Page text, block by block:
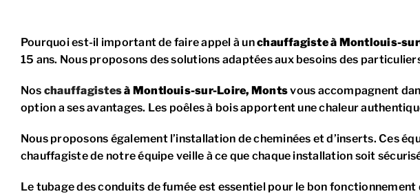
Pourquoi est-il important de faire appel à unchauffagiste à Montlouis-
15 ans. Nous proposons des solutions adaptées aux besoins des
Nos chauffagistesà Montlouis-sur-Loire, Montsvous accompagnent
option a ses avantages. Les poêles à bois apportent une chaleur
Nous proposons également l’installation de cheminées et d’inserts. Ces
chauffagiste de notre équipe veille à ce que chaque installation soit
Le tubage des conduits de fumée est essentiel pour le bon